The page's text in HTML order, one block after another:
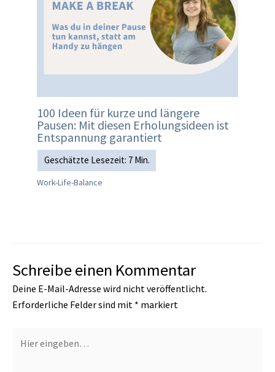
100 Ideen für kurze und längere
Pausen: Mit diesen Erholungsideen ist
Entspannung garantiert
Work-Life-Balance
Schreibe einen Kommentar
Deine E-Mail-Adresse wird nicht veröffentlicht.
Erforderliche Felder sind mit * markiert
eingeben…